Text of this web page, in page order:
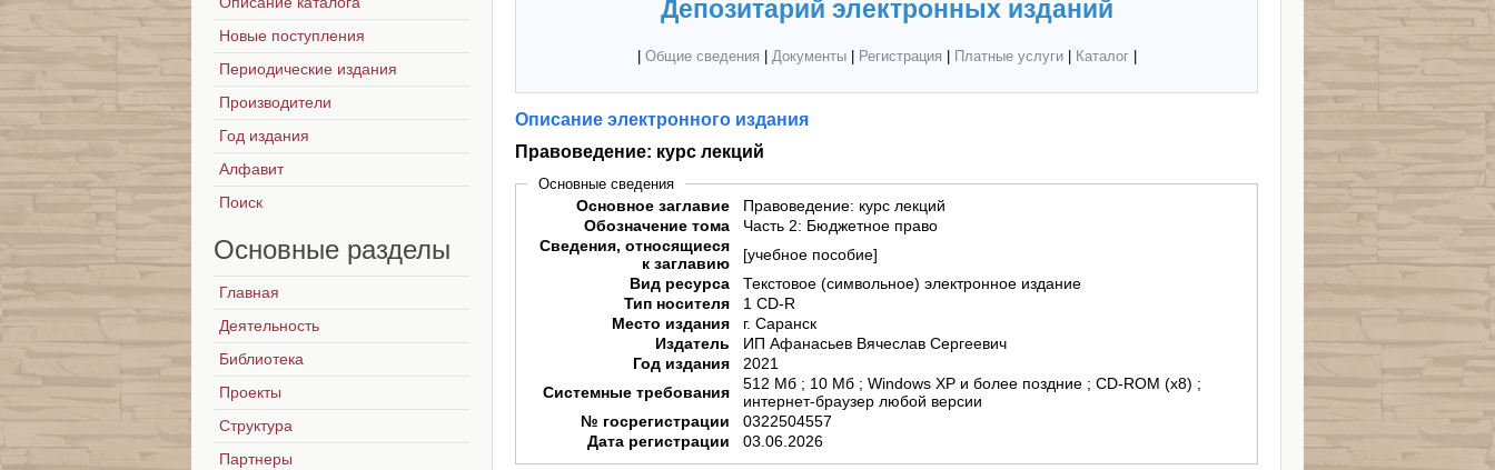
Депозитарий электронных изданий
Общие сведения Документы| Регистрация Платные услуги| Каталог|
Описание электронного издания
Правоведение: курс лекций
Основные сведения
Основное заглавие
Правоведение: курс лекций
Обозначение тома
Часть 2: Бюджетное право
Сведения, относящиеся
к заглавию
[учебное пособие]
Вид ресурса
Текстовое (символьное) электронное издание
Тип носителя
1 CD-R
Место издания
г. Саранск
Издатель
ИП Афанасьев Вячеслав Сергеевич
Год издания
2021
Системные требования
512 Мб ; 10 Мб ; Windows XP и более поздние ; CD-ROM (х8) ;
интернет-браузер любой версии
№ госрегистрации
0322504557
Дата регистрации
03.06.2026
Новые поступления
Периодические издания
Производители
Год издания
Алфавит
Поиск
Основные разделы
Главная
Деятельность
Библиотека
Проекты
Структура
Партнеры